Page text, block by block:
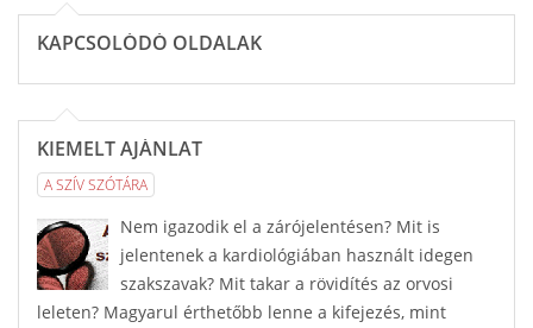
KAPCSOLÓDÓ OLDALAK
KIEMELT AJÁNLAT
A SZÍV SZÓTÁRA
Nem igazodik el a zárójelentésen? Mit is
jelentenek a kardiológiában használt idegen
szakszavak? Mit takar a rövidítés az orvosi
leleten? Magyarul érthetőbb lenne a kifejezés, mint